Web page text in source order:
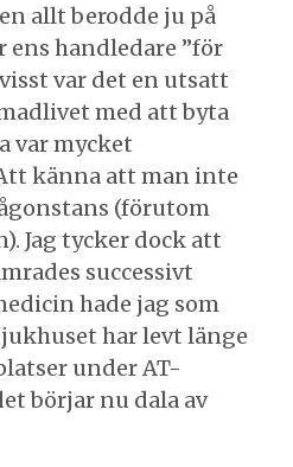
allt berodde ju på
ens handledare ”för
var det en utsatt
med att byta
var mycket
känna att man inte
(förutom
Jag tycker dock att
successivt
hade jag som
har levt länge
under AT-
börjar nu dala av